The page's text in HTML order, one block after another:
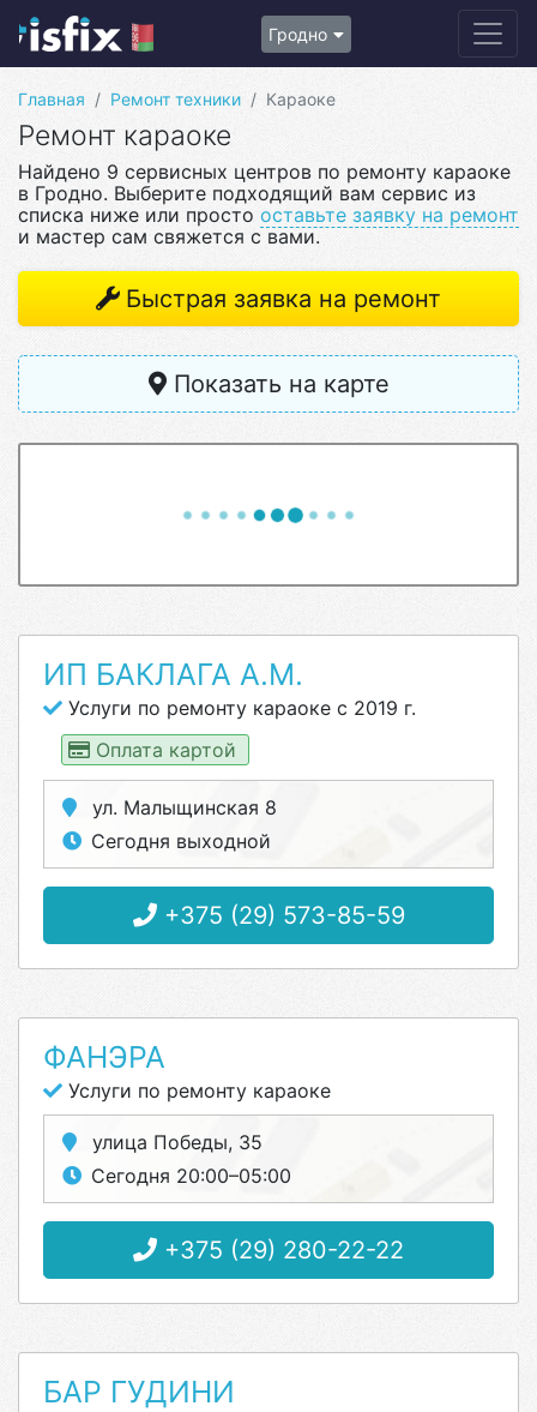
Гродно
Главная Ремонт техники Караоке
Ремонт караоке
Найдено 9 сервисных центров по ремонту караоке
в Гродно. Выберите подходящий вам сервис из
списка ниже или просто оставьте заявку на ремонт
и мастер сам свяжется с вами.
Быстрая заявка на ремонт
Показать на карте
ИП БАКЛАГА А.М.
Услуги по ремонту караоке с 2019 г.
Оплата картой
ул. Малыщинская 8
Сегодня выходной
+375 (29) 573-85-59
ФАНЭРА
Услуги по ремонту караоке
улица Победы, 35
Сегодня 20:00–05:00
+375 (29) 280-22-22
БАР ГУДИНИ